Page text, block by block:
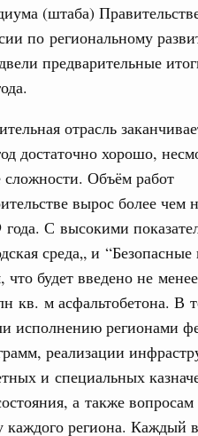
(штаба)
по региональному
предварительные
отрасль
достаточно хорошо,
сложности. Объём работ
вырос более чем
года. С высокими
среда„ и
что будет введено не
кв. м асфальтобетона. В
исполнению регионами
реализации
и специальных
а также
каждого региона.
7 августа, пятница
Городская среда
заседание
лучших
технологий
и Сергей Кравцов
с победой на
промышленной политики
Ярославскую
Федерации.